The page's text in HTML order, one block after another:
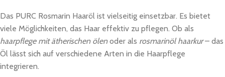
Das PURC Rosmarin Haaröl ist vielseitig einsetzbar. Es bietet
viele Möglichkeiten, das Haar effektiv zu pflegen. Ob als
haarpflege mit ätherischen ölenoder als rosmarinöl haarkur– das
Öl lässt sich auf verschiedene Arten in die Haarpflege
integrieren.